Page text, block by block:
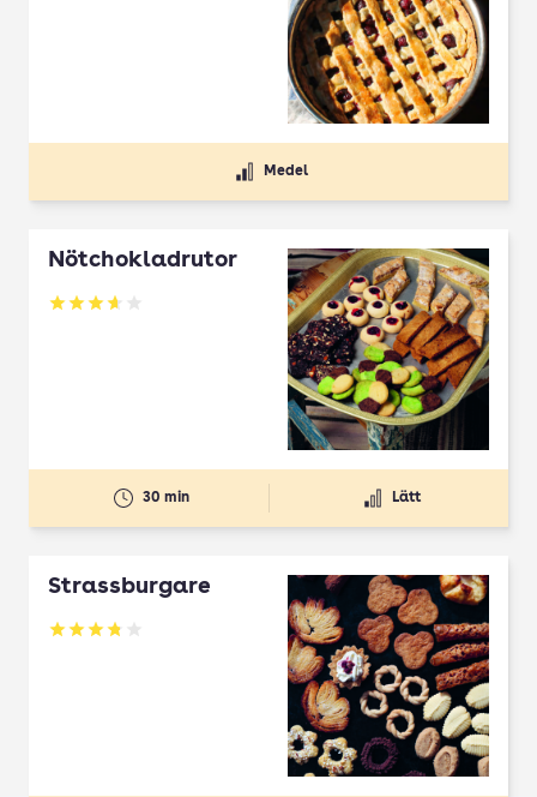
Medel
Nötchokladrutor
Betyg: 3.65 av 5
30 min Lätt
Strassburgare
Betyg: 3.78 av 5